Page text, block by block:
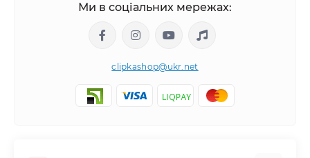
Ми в соціальних мережах:
clipkashop@ukr.net